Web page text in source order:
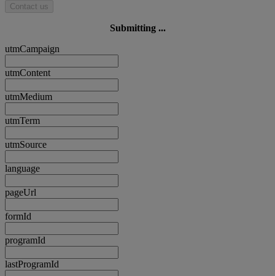
Contact us
Submitting ...
utmCampaign
utmContent
utmMedium
utmTerm
utmSource
language
pageUrl
formId
programId
lastProgramId